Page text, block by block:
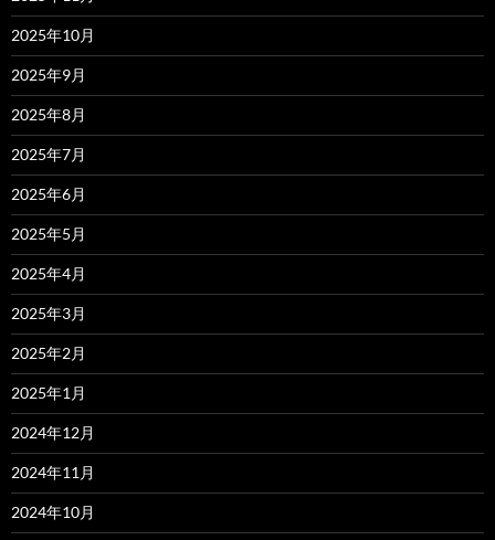
2025年10月
2025年9月
2025年8月
2025年7月
2025年6月
2025年5月
2025年4月
2025年3月
2025年2月
2025年1月
2024年12月
2024年11月
2024年10月